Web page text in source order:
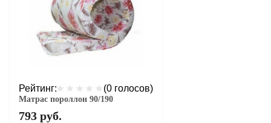
Рейтинг: (0 голосов)
Матрас пороллон 90/190
793 руб.